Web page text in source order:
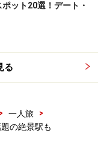
ット20選！デート・
る
> 一人旅
>
の絶景駅も